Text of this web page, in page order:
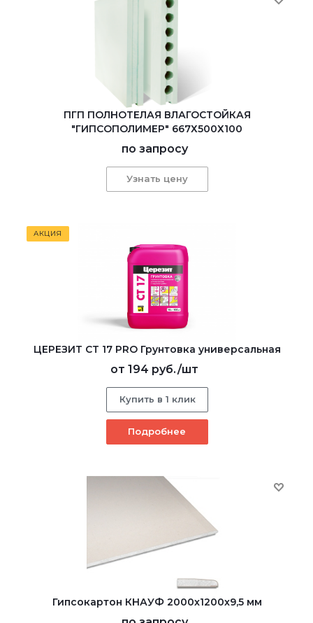
ПГП ПОЛНОТЕЛАЯ ВЛАГОСТОЙКАЯ
"ГИПСОПОЛИМЕР" 667Х500Х100
по запросу
Узнать цену
АКЦИЯ
ЦЕРЕЗИТ CT 17 PRO Грунтовка универсальная
от 194 руб./шт
Купить в 1 клик
Подробнее
Гипсокартон КНАУФ 2000x1200x9,5 мм